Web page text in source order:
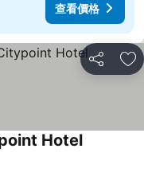
查看價格
分享 加
Hotel查看價格